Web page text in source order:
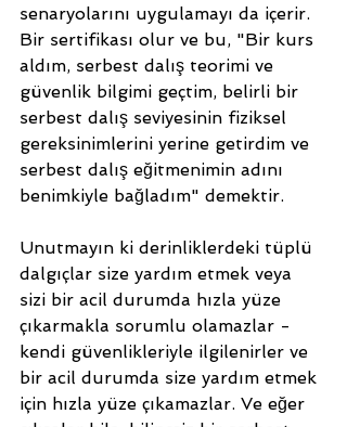
senaryolarını uygulamayı da içerir.
Bir sertifikası olur ve bu, "Bir kurs
aldım, serbest dalış teorimi ve
güvenlik bilgimi geçtim, belirli bir
serbest dalış seviyesinin fiziksel
gereksinimlerini yerine getirdim ve
serbest dalış eğitmenimin adını
benimkiyle bağladım" demektir.
Unutmayın ki derinliklerdeki tüplü
dalgıçlar size yardım etmek veya
sizi bir acil durumda hızla yüze
çıkarmakla sorumlu olamazlar -
kendi güvenlikleriyle ilgilenirler ve
bir acil durumda size yardım etmek
için hızla yüze çıkamazlar. Ve eğer